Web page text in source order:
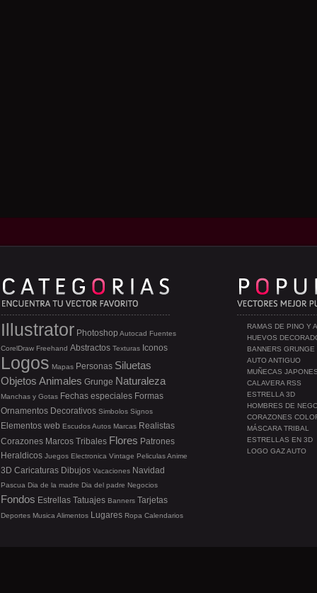
RAMAS DE PINO Y
HUEVOS
BANNERS GRUNGE
AUTO ANTIGUO
MUÑECAS
CALAVERA RSS
ESTRELLA 3D
HOMBRES DE
CORAZONES
MÁSCARA TRIBAL
ESTRELLAS EN 3D
LOGO GAZ AUTO
Illustrator Photoshop Autocad Fuentes
CorelDraw Freehand Abstractos Texturas Iconos
Logos Mapas Personas Siluetas
Objetos Animales Grunge Naturaleza
Manchas y Gotas Fechas especiales Formas
Ornamentos Decorativos Simbolos Signos
Elementos web EscudosAutos Marcas Realistas
Corazones Marcos Tribales Flores Patrones
Heraldicos Juegos Electronica Vintage PeliculasAnime
3D Caricaturas Dibujos Vacaciones Navidad
Pascua Dia de la madre Dia del padre Negocios
Fondos Estrellas Tatuajes Banners Tarjetas
Deportes Musica Alimentos Lugares Ropa Calendarios